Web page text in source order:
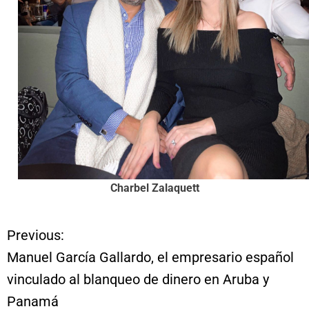
Charbel Zalaquett
N
a
Previous:
Manuel García Gallardo, el empresario español
vinculado al blanqueo de dinero en Aruba y
Panamá